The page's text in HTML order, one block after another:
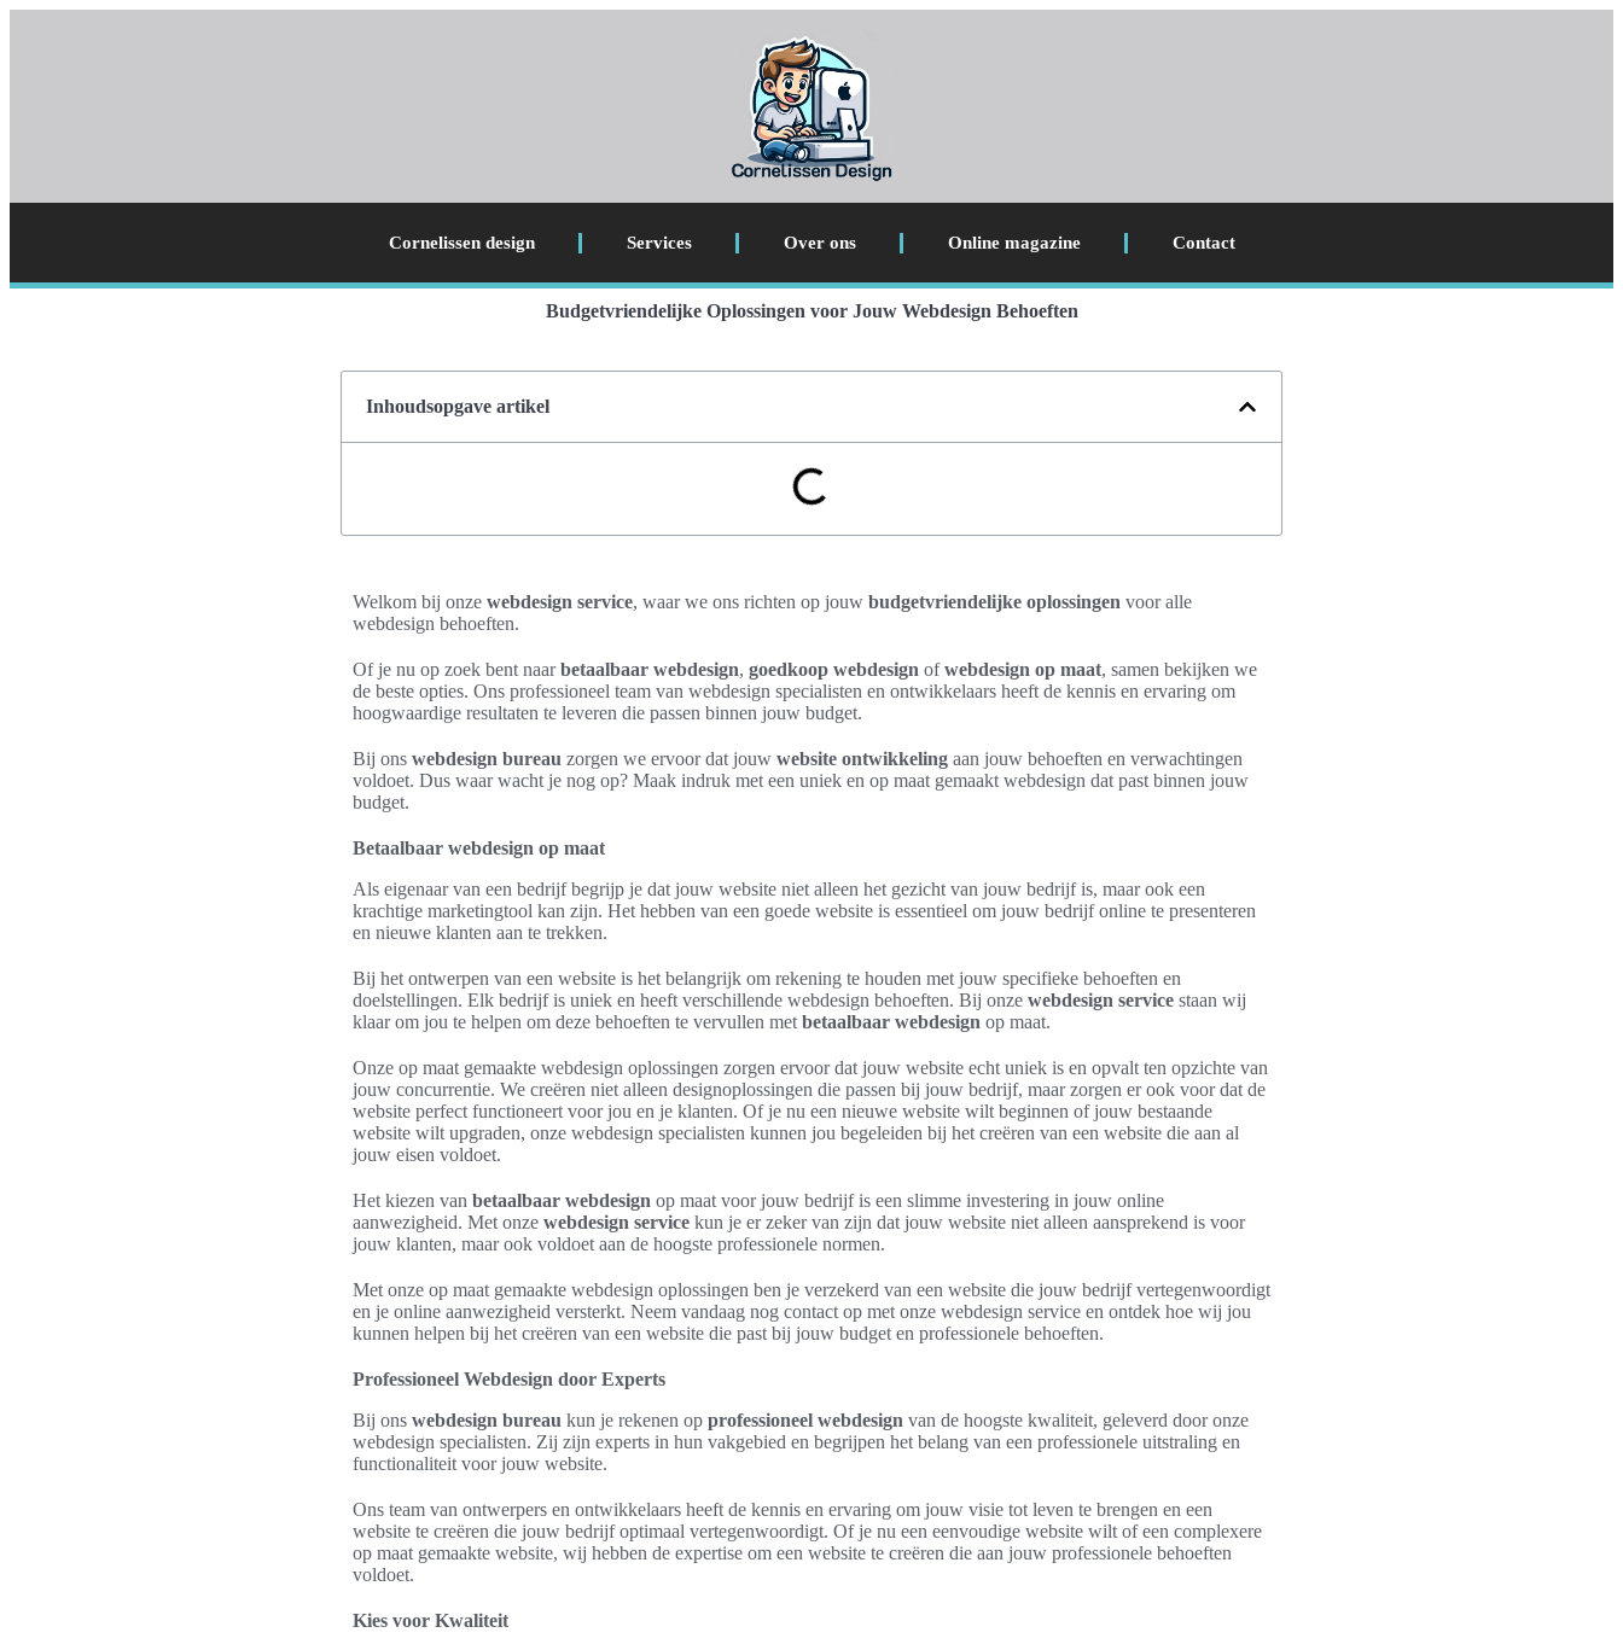
Cornelissen design Services Over ons Online magazine Contact
Budgetvriendelijke Oplossingen voor Jouw Webdesign Behoeften
Inhoudsopgave artikel
Welkom bij onze webdesign service, waar we ons richten op jouw budgetvriendelijke oplossingen voor alle
webdesign behoeften.
Of je nu op zoek bent naarbetaalbaar webdesign, goedkoop webdesign ofwebdesign op maat, samen bekijken we
de beste opties. Ons professioneel team van webdesign specialisten en ontwikkelaars heeft de kennis en ervaring om
hoogwaardige resultaten te leveren die passen binnen jouw budget.
Bij ons webdesign bureau zorgen we ervoor dat jouw website ontwikkeling aan jouw behoeften en verwachtingen
voldoet. Dus waar wacht je nog op? Maak indruk met een uniek en op maat gemaakt webdesign dat past binnen jouw
budget.
Betaalbaar webdesign op maat
Als eigenaar van een bedrijf begrijp je dat jouw website niet alleen het gezicht van jouw bedrijf is, maar ook een
krachtige marketingtool kan zijn. Het hebben van een goede website is essentieel om jouw bedrijf online te presenteren
en nieuwe klanten aan te trekken.
Bij het ontwerpen van een website is het belangrijk om rekening te houden met jouw specifieke behoeften en
doelstellingen. Elk bedrijf is uniek en heeft verschillende webdesign behoeften. Bij onze webdesign service staan wij
klaar om jou te helpen om deze behoeften te vervullen met betaalbaar webdesign op maat.
Onze op maat gemaakte webdesign oplossingen zorgen ervoor dat jouw website echt uniek is en opvalt ten opzichte van
jouw concurrentie. We creëren niet alleen designoplossingen die passen bij jouw bedrijf, maar zorgen er ook voor dat de
website perfect functioneert voor jou en je klanten. Of je nu een nieuwe website wilt beginnen of jouw bestaande
website wilt upgraden, onze webdesign specialisten kunnen jou begeleiden bij het creëren van een website die aan al
jouw eisen voldoet.
Het kiezen van betaalbaar webdesign op maat voor jouw bedrijf is een slimme investering in jouw online
aanwezigheid. Met onze webdesign service kun je er zeker van zijn dat jouw website niet alleen aansprekend is voor
jouw klanten, maar ook voldoet aan de hoogste professionele normen.
Met onze op maat gemaakte webdesign oplossingen ben je verzekerd van een website die jouw bedrijf vertegenwoordigt
en je online aanwezigheid versterkt. Neem vandaag nog contact op met onze webdesign service en ontdek hoe wij jou
kunnen helpen bij het creëren van een website die past bij jouw budget en professionele behoeften.
Professioneel Webdesign door Experts
Bij ons webdesign bureau kun je rekenen op professioneel webdesign van de hoogste kwaliteit, geleverd door onze
webdesign specialisten. Zij zijn experts in hun vakgebied en begrijpen het belang van een professionele uitstraling en
functionaliteit voor jouw website.
Ons team van ontwerpers en ontwikkelaars heeft de kennis en ervaring om jouw visie tot leven te brengen en een
website te creëren die jouw bedrijf optimaal vertegenwoordigt. Of je nu een eenvoudige website wilt of een complexere
op maat gemaakte website, wij hebben de expertise om een website te creëren die aan jouw professionele behoeften
voldoet.
Kies voor Kwaliteit